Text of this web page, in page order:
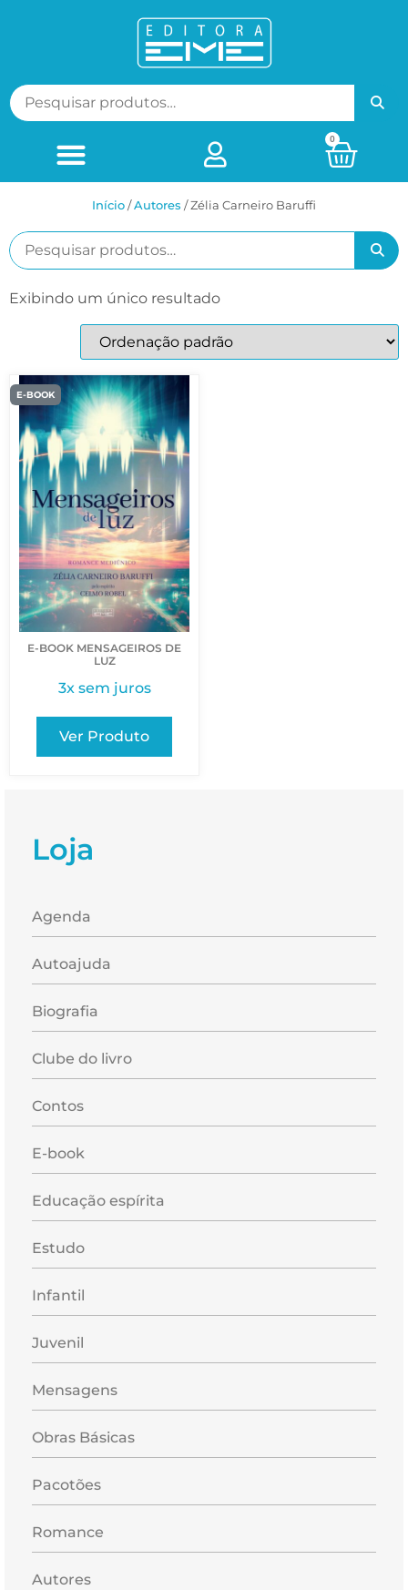
0
Início/ㅤAutores / Zélia Carneiro Baruffi
Loja
Agenda
Autoajuda
Biografia
Clube do livro
Contos
E-book
Educação espírita
Estudo
Infantil
Juvenil
Mensagens
Obras Básicas
Pacotões
Romance
Autores
Exibindo um único resultado
E-BOOK
E-BOOK MENSAGEIROS DE
LUZ
3x sem juros
Ver Produto